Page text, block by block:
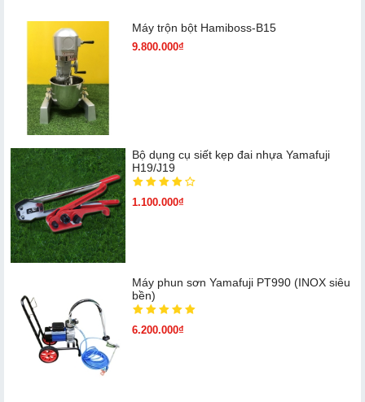
Máy trộn bột Hamiboss-B15
9.800.000₫
Bộ dụng cụ siết kẹp đai nhựa Yamafuji
H19/J19
1.100.000₫
Máy phun sơn Yamafuji PT990 (INOX siêu
bền)
6.200.000₫